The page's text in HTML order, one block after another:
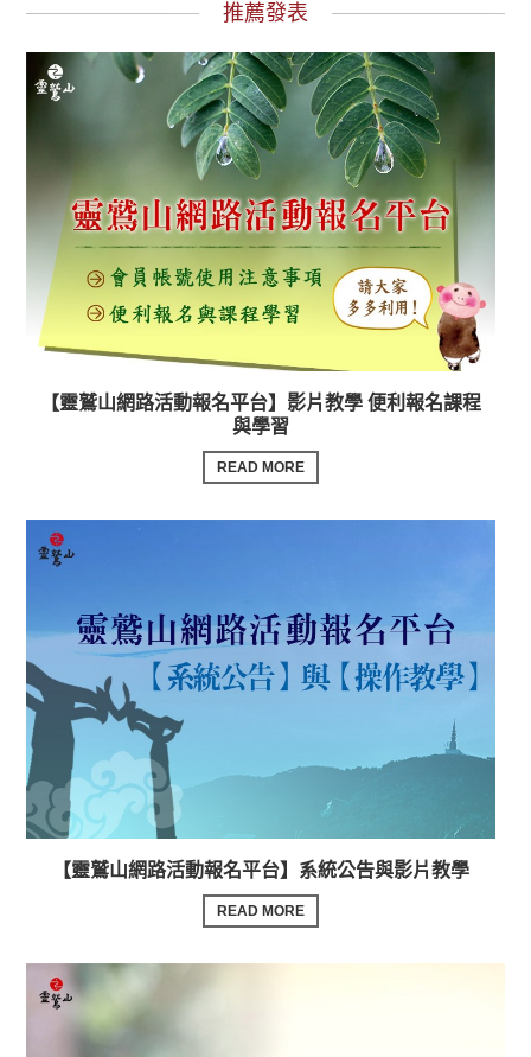
推薦發表
【靈鷲山網路活動報名平台】影片教學 便利報名課程
與學習
READ MORE
【靈鷲山網路活動報名平台】系統公告與影片教學
READ MORE